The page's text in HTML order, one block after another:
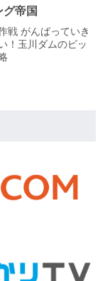
グ帝国
戦 がんばっていき
！玉川ダムのビッ